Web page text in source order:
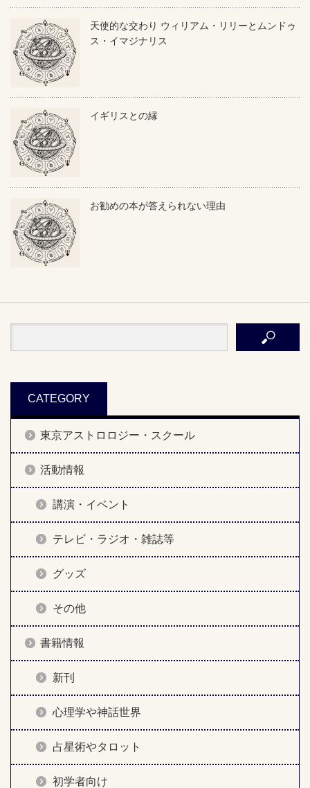
天使的な交わり ウィリアム・リリーとムンドゥ
ス・イマジナリス
イギリスとの縁
お勧めの本が答えられない理由
CATEGORY
東京アストロロジー・スクール
活動情報
講演・イベント
テレビ・ラジオ・雑誌等
グッズ
その他
書籍情報
新刊
心理学や神話世界
占星術やタロット
初学者向け